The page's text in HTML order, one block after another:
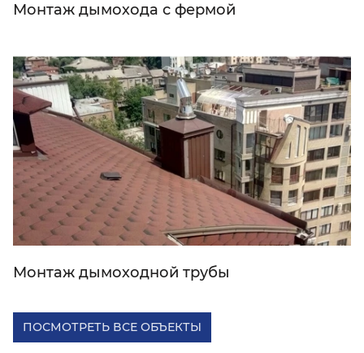
Монтаж дымохода с фермой
Монтаж дымоходной трубы
ПОСМОТРЕТЬ ВСЕ ОБЪЕКТЫ